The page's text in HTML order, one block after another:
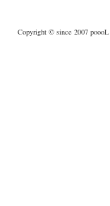
Copyright © since 2007 poooL